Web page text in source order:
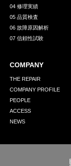
お問い合わせ
04 修理実績
05 品質検査
06 故障原因解析
07 信頼性試験
COMPANY
THE REPAIR
COMPANY PROFILE
PEOPLE
ACCESS
NEWS